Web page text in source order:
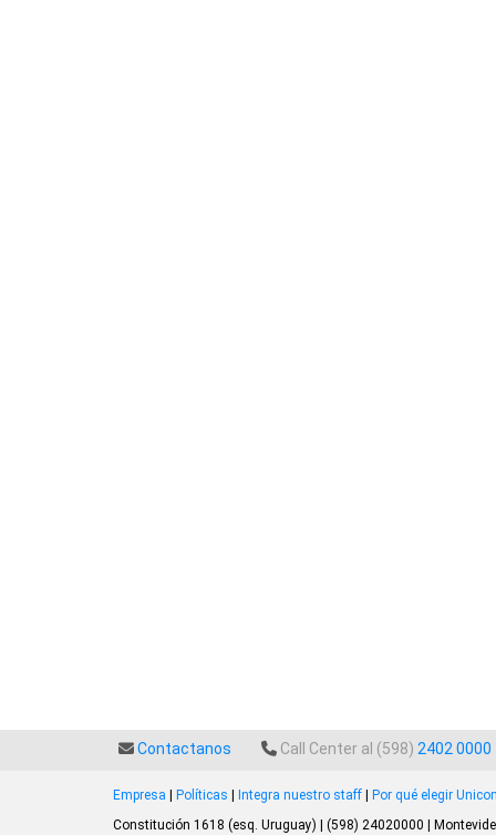
Contactanos Call Center al (598) 2402 0000
Empresa | Políticas | Integra nuestro staff | Por qué elegir
Constitución 1618 (esq. Uruguay) | (598) 24020000 |